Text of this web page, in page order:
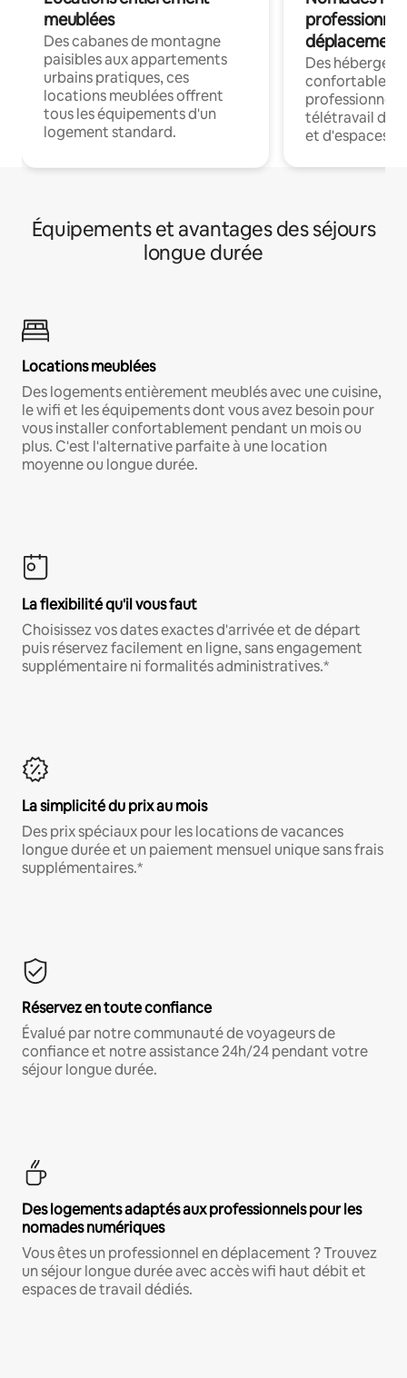
meublées
Des cabanes de montagne
paisibles aux appartements
urbains pratiques, ces
locations meublées offrent
tous les équipements d'un
logement standard.
déplacement
Des
confortables
professionnels
télétravail
et d'espaces
Équipements et avantages des séjours
longue durée
Locations meublées
Des logements entièrement meublés avec une cuisine,
le wifi et les équipements dont vous avez besoin pour
vous installer confortablement pendant un mois ou
plus. C'est l'alternative parfaite à une location
moyenne ou longue durée.
La flexibilité qu'il vous faut
Choisissez vos dates exactes d'arrivée et de départ
puis réservez facilement en ligne, sans engagement
supplémentaire ni formalités administratives.*
La simplicité du prix au mois
Des prix spéciaux pour les locations de vacances
longue durée et un paiement mensuel unique sans frais
supplémentaires.*
Réservez en toute confiance
Évalué par notre communauté de voyageurs de
confiance et notre assistance 24h/24 pendant votre
séjour longue durée.
Des logements adaptés aux professionnels pour les
nomades numériques
Vous êtes un professionnel en déplacement ? Trouvez
un séjour longue durée avec accès wifi haut débit et
espaces de travail dédiés.